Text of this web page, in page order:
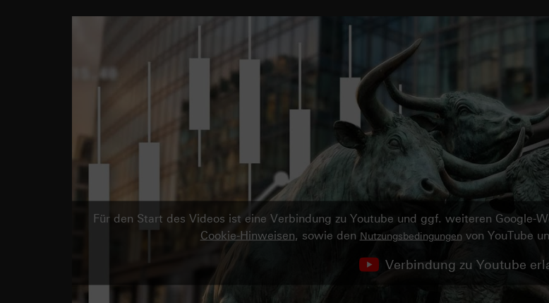
Für den Start des Videos ist eine Verbindung zu Youtube und ggf. weiteren Google-
Cookie-Hinweisen, sowie den Nutzungsbedingungen von YouTube
Verbindung zu Youtube